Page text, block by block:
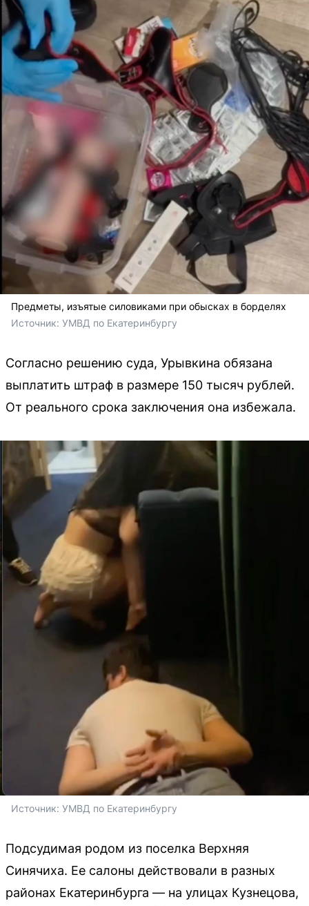
Предметы, изъятые силовиками при обысках в борделях
Источник: УМВД по Екатеринбургу
Согласно решению суда, Урывкина обязана
выплатить штраф в размере 150 тысяч рублей.
От реального срока заключения она избежала.
Источник: УМВД по Екатеринбургу
Подсудимая родом из поселка Верхняя
Синячиха. Ее салоны действовали в разных
районах Екатеринбурга — на улицах Кузнецова,